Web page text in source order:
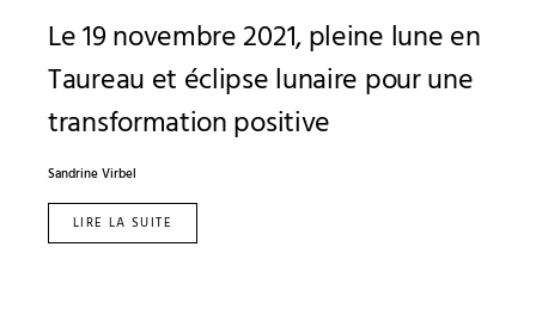
Le 19 novembre 2021, pleine lune en
Taureau et éclipse lunaire pour une
transformation positive
Sandrine Virbel
LIRE LA SUITE